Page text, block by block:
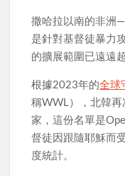
撒哈拉以南的非洲
是針對基督徒暴力
的擴展範圍已遠遠
根據2023年的全球
稱WWL），北韓
家，這份名單是
督徒因跟隨耶穌而
度統計。